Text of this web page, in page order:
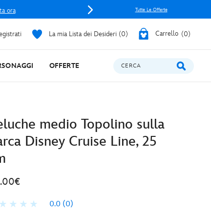
ora Tutte Le Offerte
La mia Lista dei Desideri 0 Carrello 0
OFFERTE CERCA
medio Topolino sulla
Disney Cruise Line, 25
0.0 (0)